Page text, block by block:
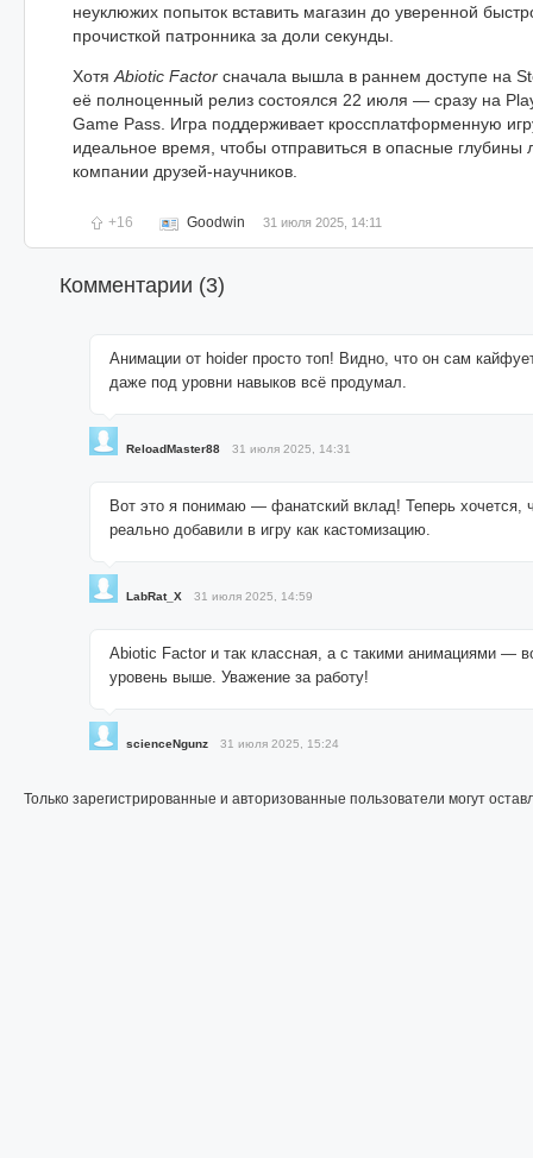
неуклюжих попыток вставить магазин до уверенной
прочисткой патронника за доли секунды.
Хотя Abiotic Factor сначала вышла в раннем доступе на
её полноценный релиз состоялся 22 июля — сразу на
Game Pass. Игра поддерживает кроссплатформенную
идеальное время, чтобы отправиться в опасные глубины
компании друзей-научников.
+16 Goodwin 31 июля 2025, 14:11
Комментарии (3)
Анимации от hoider просто топ! Видно, что он сам
даже под уровни навыков всё продумал.
ReloadMaster88 31 июля 2025, 14:31
Вот это я понимаю — фанатский вклад! Теперь хочется,
реально добавили в игру как кастомизацию.
LabRat_X 31 июля 2025, 14:59
Abiotic Factor и так классная, а с такими анимациями —
уровень выше. Уважение за работу!
scienceNgunz 31 июля 2025, 15:24
Только зарегистрированные и авторизованные пользователи могут